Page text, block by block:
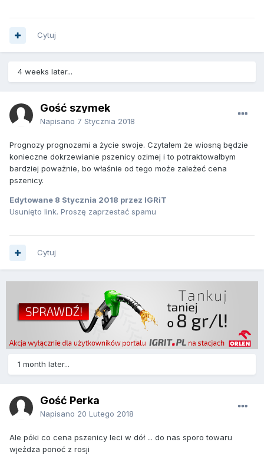
Cytuj
4 weeks later...
Gość szymek
Napisano 7 Stycznia 2018
Prognozy prognozami a życie swoje. Czytałem że wiosną będzie
konieczne dokrzewianie pszenicy ozimej i to potraktowałbym
bardziej poważnie, bo właśnie od tego może zależeć cena
pszenicy.
Edytowane 8 Stycznia 2018 przez IGRiT
Usunięto link. Proszę zaprzestać spamu
Cytuj
1 month later...
Gość Perka
Napisano 20 Lutego 2018
Ale póki co cena pszenicy leci w dół ... do nas sporo towaru
wjeżdza ponoć z rosji